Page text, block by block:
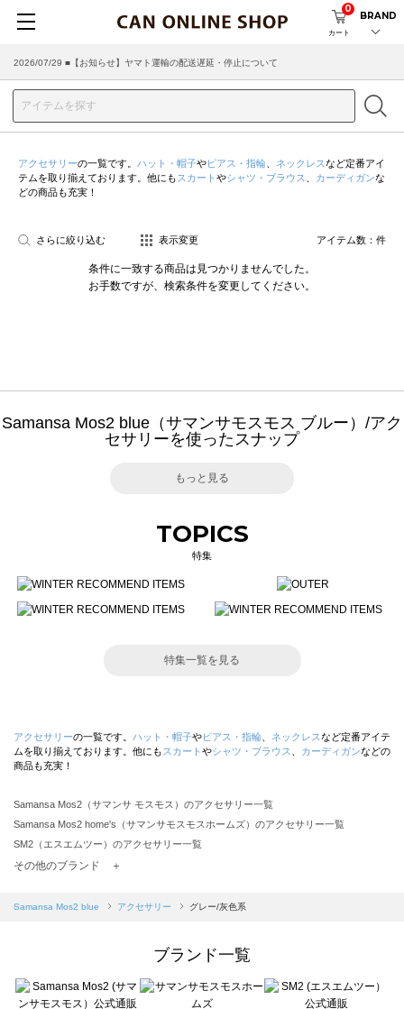
カート
0
BRAND
2026/07/29 ■【お知らせ】ヤマト運輸の配送遅延・停止について
アクセサリーの一覧です。 ハット・帽子やピアス・指輪 ネックレスなど定番アイ
テムを取り揃えております。他にも スカート やシャツ・ブラウス カーディガンな
どの商品も充実！
さらに絞り込む 表示変更 アイテム数： 件
条件に一致する商品は見つかりませんでした。
お手数ですが、検索条件を変更してください。
Samansa Mos2 blue（サマンサモスモス ブルー）/アク
セサリーを使ったスナップ
もっと見る
TOPICS
特集
特集一覧を見る
アクセサリーの一覧です。 ハット・帽子やピアス・指輪 ネックレスなど定番アイテ
ムを取り揃えております。他にも スカート やシャツ・ブラウス カーディガンなどの
商品も充実！
Samansa Mos2（サマンサ モスモス）のアクセサリー一覧
Samansa Mos2 home's（サマンサモスモスホームズ）のアクセサリー一覧
SM2（エスエムツー）のアクセサリー一覧
TSUHARU by Samansa Mos2（ツハルバイサマンサモスモス）のアクセサリー一覧
Samansa Mos2 blue（サマンサモスモス ブルー）のアクセサリー一覧
sō4ū（ソウフォーユー）のアクセサリー一覧
Te chichi（テチチ）のアクセサリー一覧
Te chichi CLASSIC（テチチ クラシック）のアクセサリー一覧
その他のブランド ＋
Samansa Mos2 blue アクセサリー グレー/灰色系
ブランド一覧